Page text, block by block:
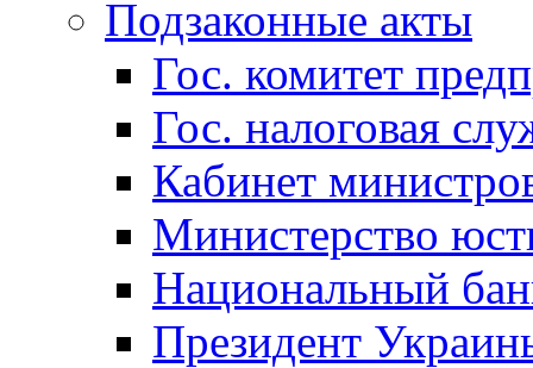
Подзаконные акты
Гос. комитет
Гос. налоговая
Кабинет
Министерство
Национальный
Президент